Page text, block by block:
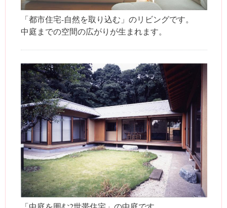
「都市住宅-自然を取り込む」のリビングです。
中庭までの空間の広がりが生まれます。